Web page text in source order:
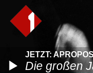
JETZT:
Die großen